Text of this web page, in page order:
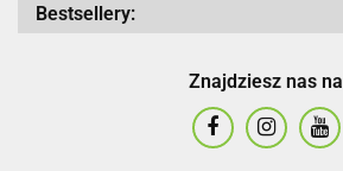
Bestsellery:
Znajdziesz nas na